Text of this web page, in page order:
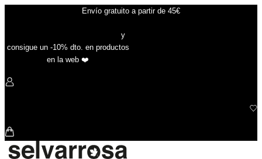
Envío gratuito a partir de 45€
y
consigue un -10% dto. en productos
en la web ❤️